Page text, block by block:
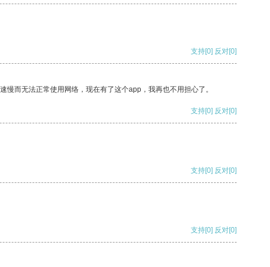
支持[0] 反对[0]
而无法正常使用网络，现在有了这个app，我再也不用担心了。
支持[0] 反对[0]
支持[0] 反对[0]
支持[0] 反对[0]